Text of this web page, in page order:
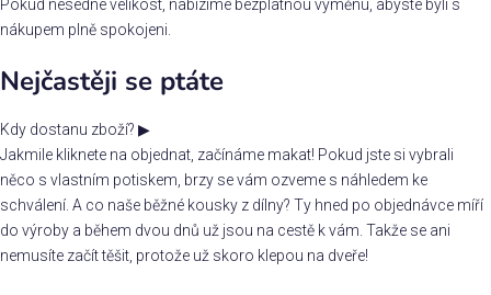
Pokud nesedne velikost, nabízíme bezplatnou výměnu, abyste byli s
nákupem plně spokojeni.
Nejčastěji se ptáte
Kdy dostanu zboží? ▶
Jakmile kliknete na objednat, začínáme makat! Pokud jste si vybrali
něco s vlastním potiskem, brzy se vám ozveme s náhledem ke
schválení. A co naše běžné kousky z dílny? Ty hned po objednávce míří
do výroby a během dvou dnů už jsou na cestě k vám. Takže se ani
nemusíte začít těšit, protože už skoro klepou na dveře!